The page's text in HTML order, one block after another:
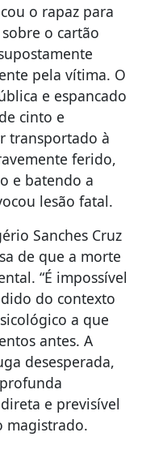
o rapaz para
o cartão
pela vítima. O
e espancado
cinto e
transportado à
ferido,
e batendo a
lesão fatal.
Sanches Cruz
de que a morte
“É impossível
do contexto
a que
antes. A
desesperada,
e previsível
magistrado.